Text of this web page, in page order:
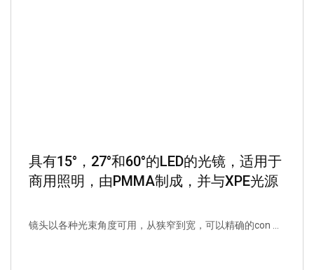
具有15°，27°和60°的LED的光镜，适用于
商用照明，由PMMA制成，并与XPE光源
镜头以各种光束角度可用，从狭窄到宽，可以精确的con ...